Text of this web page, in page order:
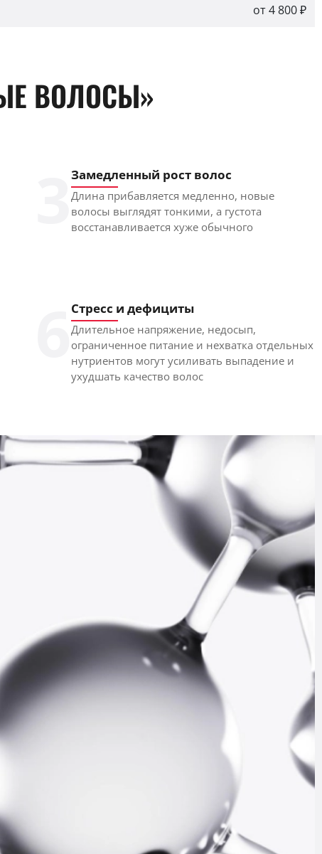
от 4 800 ₽
ВОЛОСЫ»
Замедленный рост волос
Длина прибавляется медленно, новые
волосы выглядят тонкими, а густота
восстанавливается хуже обычного
Стресс и дефициты
Длительное напряжение, недосып,
ограниченное питание и нехватка отдельных
нутриентов могут усиливать выпадение и
ухудшать качество волос